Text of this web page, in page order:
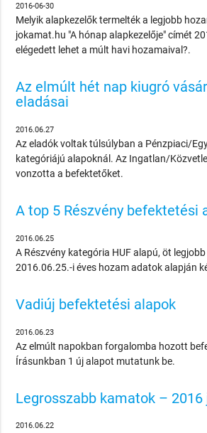
2016-06-30
Melyik alapkezelők termelték a legjobb
jokamat.hu "A hónap alapkezelője" címét
elégedett lehet a múlt havi hozamaival?.
Az elmúlt hét nap kiugró
eladásai
2016.06.27
Az eladók voltak túlsúlyban a Pénzpiaci/
kategóriájú alapoknál. Az Ingatlan/
vonzotta a befektetőket.
A top 5 Részvény befektetési
2016.06.25
A Részvény kategória HUF alapú, öt
2016.06.25.-i éves hozam adatok alapján
Vadiúj befektetési alapok
2016.06.23
Az elmúlt napokban forgalomba hozott
Írásunkban 1 új alapot mutatunk be.
Legrosszabb kamatok – 2016
2016.06.22